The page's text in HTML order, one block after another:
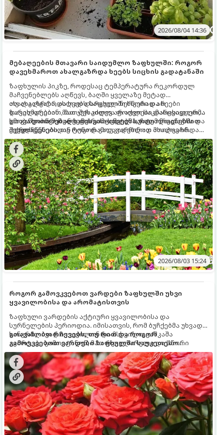
2026/08/04 14:36
მებაღეების მთავარი საიდუმლო ზაფხულში: როგორ
დავეხმაროთ ახალგაზრდა ხეებს სიცხის გადატანაში
ზაფხულის პიკზე, როდესაც ტემპერატურა რეკორდულ
მაჩვენებლებს აღწევს, ბაღში ყველაზე მეტად
ახალგაზრდა, ახლად დარგული ნერგები და ხეები
ზარალდებიან. მათ ჯერ კიდევ არ აქვთ საკმარისად ღრმა
და განვითარებული ფესვთა სისტემა, რათა ნიადაგის
ქვედა ფენებიდან ტენი დამოუკიდებლად მოიპოვონ.
თუ ახალგაზრდა ხეებს ზაფხულში სწორად არ
დავეხმარებით, მათ შესაძლოა ფოთლები დასცვივდეთ,
ხმობა დაიწყონ ან ზამთრის ყინვებს სუსტი ორგანიზმით
შეხვდნენ.
გთავაზობთ მებაღეების გამოცდილ საიდუმლოებებსა და
ოქროს წესებს, თუ როგორ გადავარჩინოთ ახალგაზრდა
ხეები ზაფხულის სიცხეში:
2026/08/03 15:24
როგორ გამოვკვებოთ ვარდები ზაფხულში უხვი
ყვავილობისა და არომატისთვის
ზაფხული ვარდების აქტიური ყვავილობისა და
სურნელების პერიოდია. იმისათვის, რომ ბუჩქებმა უხვად,
ხანგრძლივად იყვავილონ და მსხვილი, კაშკაშა
კვირტები გამოიტანონ, მათ რეგულარული და სწორი
გამოკვება სჭირდებათ. ზაფხულის პერიოდში მცენარის
მოთხოვნილებები იცვლება, ამიტომ მნიშვნელოვანია
ვიცოდეთ, რომელი სასუქები გამოიყენება ამ დროს.
გთავაზობთ რჩევებს, თუ რით და როგორ
გამოვკვებოთ ვარდები ზაფხულში საუკეთესო
შედეგის მისაღწევად: